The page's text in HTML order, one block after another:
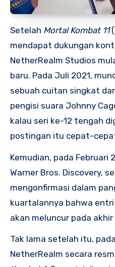
Setelah Mortal Kombat 11
mendapat dukungan
NetherRealm Studios
baru. Pada Juli 2021,
sebuah cuitan singkat
pengisi suara Johnny
kalau seri ke-12 tengah
postingan itu cepat-
Kemudian, pada Februari
Warner Bros. Discovery,
mengonfirmasi dalam
kuartalannya bahwa entri
akan meluncur pada
Tak lama setelah itu, pada
NetherRealm secara